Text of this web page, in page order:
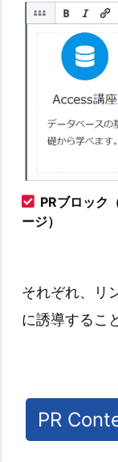
PRブロック
ージ）
それぞれ、リ
に誘導するこ
PR